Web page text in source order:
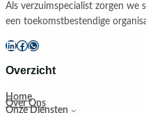
Als verzuimspecialist zorgen we
een toekomstbestendige
LinkedIn Facebook WhatsApp
Overzicht
Home
Over Ons
Onze Diensten